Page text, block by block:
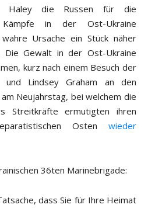
Haley die Russen für die
Kämpfe in der Ost-Ukraine
Ursache ein Stück näher
Die Gewalt in der Ost-Ukraine
kurz nach einem Besuch der
und Lindsey Graham an den
Neujahrstag, bei welchem die
Streitkräfte ermutigten ihren
Osten wieder
36ten Marinebrigade:
dass Sie für Ihre Heimat